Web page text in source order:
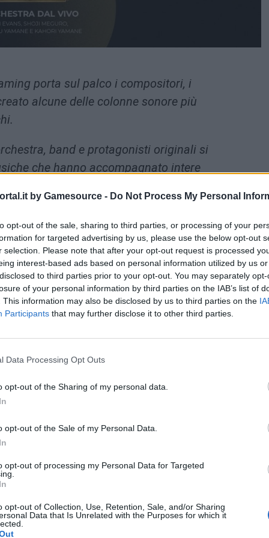
by Gamesource - Do Not Process My Personal
opt-out of the sale, sharing to third parties, or processing of your
for targeted advertising by us, please use the below opt-out
selection. Please note that after your opt-out request is processed
interest-based ads based on personal information utilized by us
to third parties prior to your opt-out. You may separately
of your personal information by third parties on the IAB’s list of
This information may also be disclosed by us to third parties on the
Participants that may further disclose it to other third parties.
Data Processing Opt Outs
opt-out of the Sharing of my personal data.
opt-out of the Sale of my Personal Data.
opt-out of processing my Personal Data for Targeted
opt-out of Collection, Use, Retention, Sale, and/or Sharing
Data that Is Unrelated with the Purposes for which it
porta sul palco i compositori, i
alcune delle colonne sonore più
band e protagonisti originali si
che hanno accompagnato intere
di 40 musicisti, una band dal vivo e
per un viaggio emozionante tra
e melodie che hanno segnato la
musica videoludica internazionale, tra
NieR
e Shin Megami Tensei
della serie Castlevania
delle musiche di Castlevania
annunciati nelle prossime settimane.
di Milano, una delle sale da concerto
per uno spettacolo che unisce
colonne sonore che hanno fatto la storia